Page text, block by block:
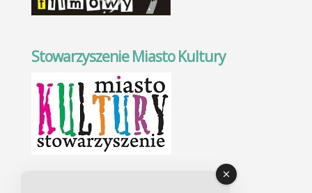
Stowarzyszenie Miasto Kultury